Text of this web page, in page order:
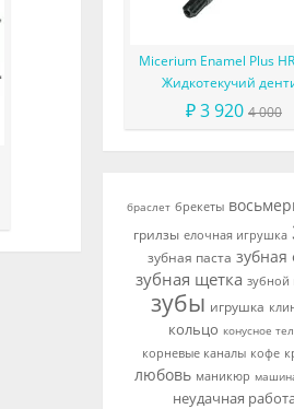
Micerium Enamel Plus
Жидкотекучий
₽ 3 920 4 000
браслет брекеты
грилзы елочная игрушка
зубная паста зубная
зубная щетка зубной
зубы игрушка
кольцо конусное
корневые каналы кофе
любовь маникюр
неудачная